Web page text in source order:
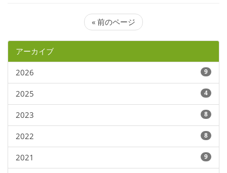
« 前のページ
アーカイブ
2026 9
2025 4
2023 8
2022 8
2021 9